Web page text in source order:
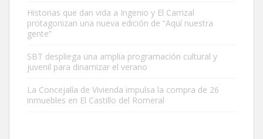
Este gato macho ha aparecido en la calle hace menos de un mes,
es muy manso y extremadamente cari...
Leales.org » Gran Canaria
Historias que dan vida a Ingenio y El Carrizal
protagonizan una nueva edición de “Aquí nuestra
gente”
SBT despliega una amplia programación cultural y
juvenil para dinamizar el verano
La Concejalía de Vivienda impulsa la compra de 26
inmuebles en El Castillo del Romeral